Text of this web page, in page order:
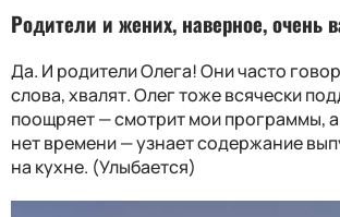
Родители и жених, наверное, очень
Да. И родители Олега! Они часто
слова, хвалят. Олег тоже всячески
поощряет — смотрит мои программы, а
нет времени — узнает содержание
на кухне. (Улыбается)